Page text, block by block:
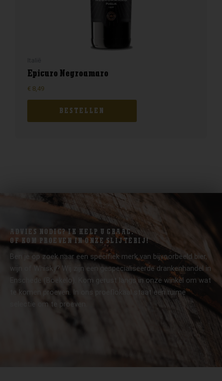
Epicuro Negroamaro
€ 8,49
BESTELLEN
ADVIES NODIG? IK HELP U GRAAG.
OF KOM PROEVEN IN ONZE SLIJTERIJ!
Ben je op zoek naar een specifiek merk van bijvoorbeeld bier,
wijn of Whisky? Wij zijn een gespecialiseerde drankenhandel in
Enschede (Boekelo). Kom gerust langs in onze winkel om wat
te komen proeven. In ons proeflokaal staat een ruime
selectie om te proeven.